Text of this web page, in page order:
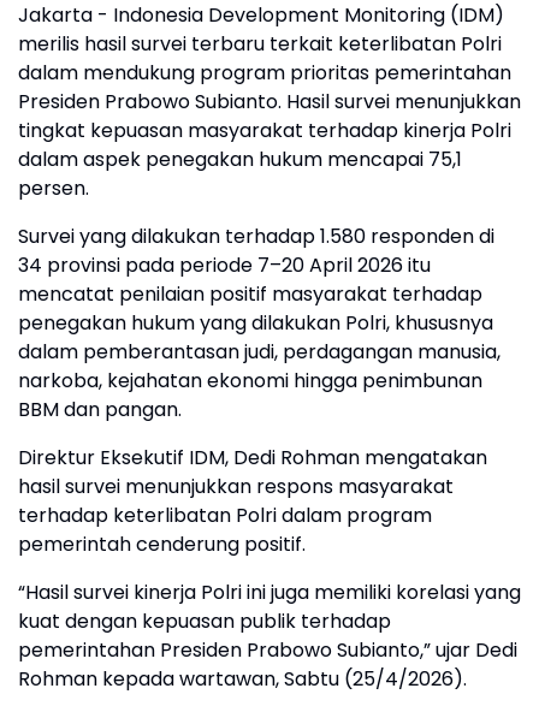
Jakarta - Indonesia Development Monitoring (IDM)
merilis hasil survei terbaru terkait keterlibatan Polri
dalam mendukung program prioritas pemerintahan
Presiden Prabowo Subianto. Hasil survei menunjukkan
tingkat kepuasan masyarakat terhadap kinerja Polri
dalam aspek penegakan hukum mencapai 75,1
persen.
Survei yang dilakukan terhadap 1.580 responden di
34 provinsi pada periode 7–20 April 2026 itu
mencatat penilaian positif masyarakat terhadap
penegakan hukum yang dilakukan Polri, khususnya
dalam pemberantasan judi, perdagangan manusia,
narkoba, kejahatan ekonomi hingga penimbunan
BBM dan pangan.
Direktur Eksekutif IDM, Dedi Rohman mengatakan
hasil survei menunjukkan respons masyarakat
terhadap keterlibatan Polri dalam program
pemerintah cenderung positif.
“Hasil survei kinerja Polri ini juga memiliki korelasi yang
kuat dengan kepuasan publik terhadap
pemerintahan Presiden Prabowo Subianto,” ujar Dedi
Rohman kepada wartawan, Sabtu (25/4/2026).